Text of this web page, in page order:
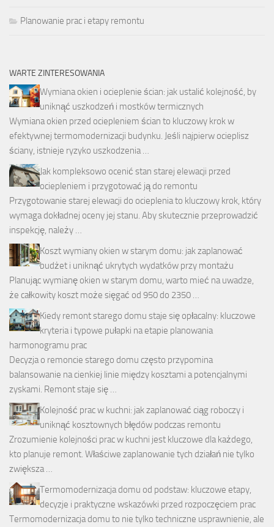
Planowanie prac i etapy remontu
WARTE ZINTERESOWANIA
Wymiana okien i ocieplenie ścian: jak ustalić kolejność, by
uniknąć uszkodzeń i mostków termicznych
Wymiana okien przed ociepleniem ścian to kluczowy krok w
efektywnej termomodernizacji budynku. Jeśli najpierw ocieplisz
ściany, istnieje ryzyko uszkodzenia …
Jak kompleksowo ocenić stan starej elewacji przed
ociepleniem i przygotować ją do remontu
Przygotowanie starej elewacji do ocieplenia to kluczowy krok, który
wymaga dokładnej oceny jej stanu. Aby skutecznie przeprowadzić
inspekcję, należy …
Koszt wymiany okien w starym domu: jak zaplanować
budżet i uniknąć ukrytych wydatków przy montażu
Planując wymianę okien w starym domu, warto mieć na uwadze,
że całkowity koszt może sięgać od 950 do 2350 …
Kiedy remont starego domu staje się opłacalny: kluczowe
kryteria i typowe pułapki na etapie planowania
harmonogramu prac
Decyzja o remoncie starego domu często przypomina
balansowanie na cienkiej linie między kosztami a potencjalnymi
zyskami. Remont staje się …
Kolejność prac w kuchni: jak zaplanować ciąg roboczy i
uniknąć kosztownych błędów podczas remontu
Zrozumienie kolejności prac w kuchni jest kluczowe dla każdego,
kto planuje remont. Właściwe zaplanowanie tych działań nie tylko
zwiększa …
Termomodernizacja domu od podstaw: kluczowe etapy,
decyzje i praktyczne wskazówki przed rozpoczęciem prac
Termomodernizacja domu to nie tylko techniczne usprawnienie, ale